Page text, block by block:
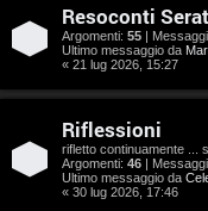
a
r
s
Resoconti
Argomenti: 55 |
Ultimo messaggio da
« 21 lug 2026, 15:27
Riflessioni
rifletto continuamente ...
Argomenti: 46 |
Ultimo messaggio da
« 30 lug 2026, 17:46